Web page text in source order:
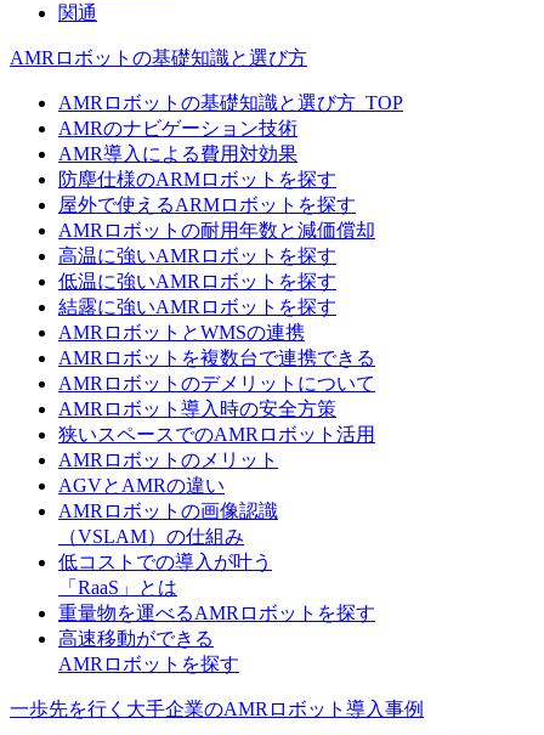
関通
AMRロボットの基礎知識と選び方
AMRロボットの基礎知識と選び方_TOP
AMRのナビゲーション技術
AMR導入による費用対効果
防塵仕様のARMロボットを探す
屋外で使えるARMロボットを探す
AMRロボットの耐用年数と減価償却
高温に強いAMRロボットを探す
低温に強いAMRロボットを探す
結露に強いAMRロボットを探す
AMRロボットとWMSの連携
AMRロボットを複数台で連携できる
AMRロボットのデメリットについて
AMRロボット導入時の安全方策
狭いスペースでのAMRロボット活用
AMRロボットのメリット
AGVとAMRの違い
AMRロボットの画像認識
（VSLAM）の仕組み
低コストでの導入が叶う
「RaaS」とは
重量物を運べるAMRロボットを探す
高速移動ができる
AMRロボットを探す
一歩先を行く大手企業のAMRロボット導入事例